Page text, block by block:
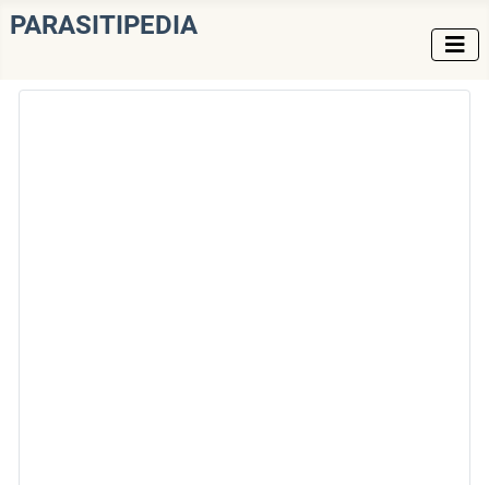
PARASITIPEDIA